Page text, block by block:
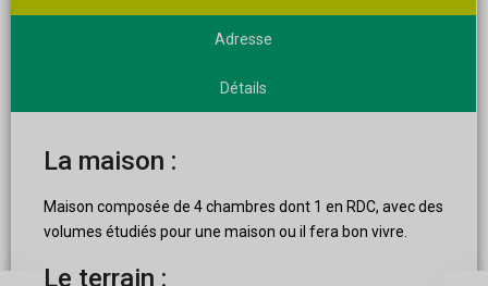
Adresse
Détails
La maison :
Maison composée de 4 chambres dont 1 en RDC, avec des
volumes étudiés pour une maison ou il fera bon vivre.
Le terrain :